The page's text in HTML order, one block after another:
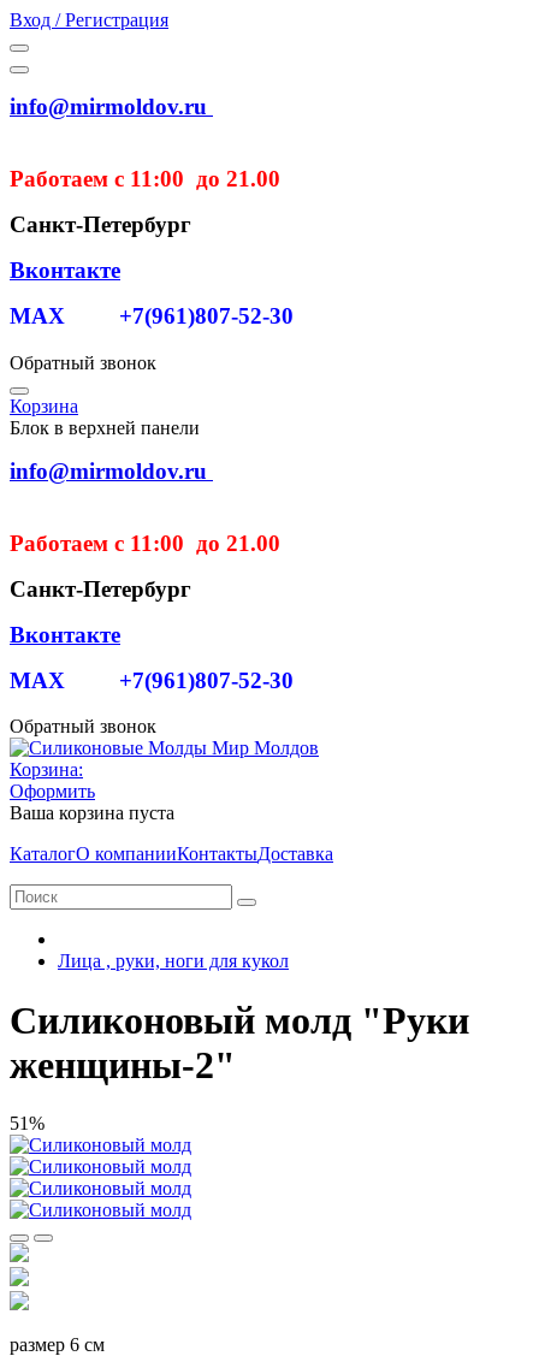
Вход / Регистрация
info@mirmoldov.ru
Работаем с 11:00 до 21.00
Санкт-Петербург
Вконтакте
MAX +7(961)807-52-30
Обратный звонок
Корзина
Блок в верхней панели
info@mirmoldov.ru
Работаем с 11:00 до 21.00
Санкт-Петербург
Вконтакте
MAX +7(961)807-52-30
Обратный звонок
Корзина:
Оформить
Ваша корзина пуста
КаталогО компанииКонтактыДоставка
Лица , руки, ноги для кукол
Силиконовый молд "Руки
женщины-2"
51%
размер 6 см